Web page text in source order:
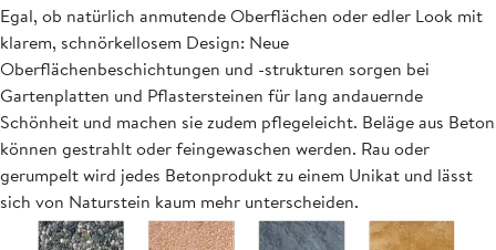
Egal, ob natürlich anmutende Oberflächen oder edler Look mit
klarem, schnörkellosem Design: Neue
Oberflächenbeschichtungen und -strukturen sorgen bei
Gartenplatten und Pflastersteinen für lang andauernde
Schönheit und machen sie zudem pflegeleicht. Beläge aus Beton
können gestrahlt oder feingewaschen werden. Rau oder
gerumpelt wird jedes Betonprodukt zu einem Unikat und lässt
sich von Naturstein kaum mehr unterscheiden.